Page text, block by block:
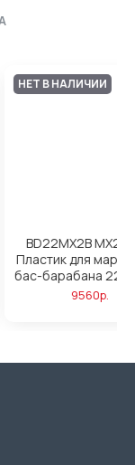
НЕТ В НАЛИЧИИ
BD24MX1W MX1
Пластик для
бас-барабана 24",
6470р.